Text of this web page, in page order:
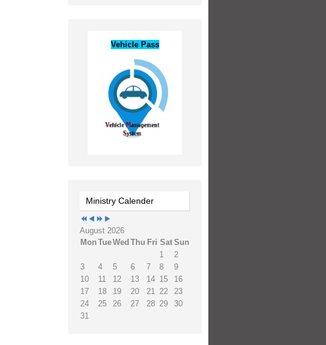
Vehicle Pass
Ministry Calender
August 2026
Mon TueWed Thu Fri Sat Sun
1
2
3
4 5 6 7 8
9
10
11 12 13 14 15
16
17
18 19 20 21 22
23
24
25 26 27 28 29
30
31